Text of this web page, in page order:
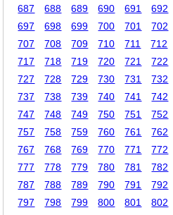
687
688 689 690 691 692
697
698 699 700 701 702
707
708 709 710 711 712
717
718 719 720 721 722
727
728 729 730 731 732
737
738 739 740 741 742
747
748 749 750 751 752
757
758 759 760 761 762
767
768 769 770 771 772
777
778 779 780 781 782
787
788 789 790 791 792
797
798 799 800 801 802